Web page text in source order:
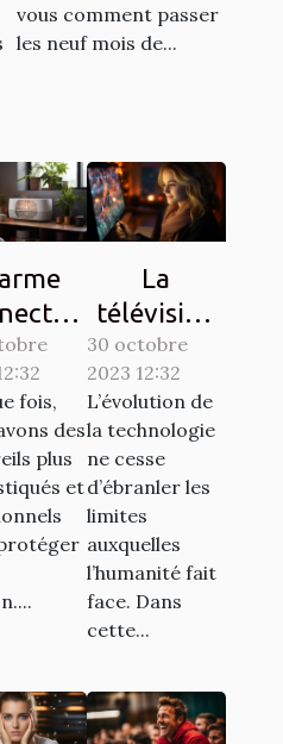
vous comment passer
les neuf mois de...
ça
?
fois,
des
plus
et
La
télévision
sur une
tablette,
est-elle
possible ?
30 octobre
2023 12:32
L’évolution de
la technologie
ne cesse
d’ébranler les
limites
auxquelles
l’humanité fait
face. Dans
cette...